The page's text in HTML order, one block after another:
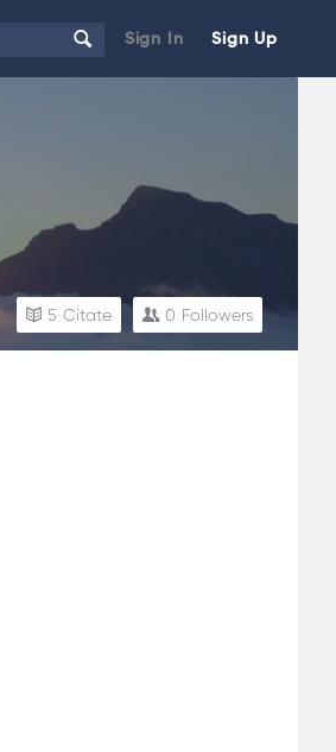
Sign In Sign Up
0 Followers
5 Citate